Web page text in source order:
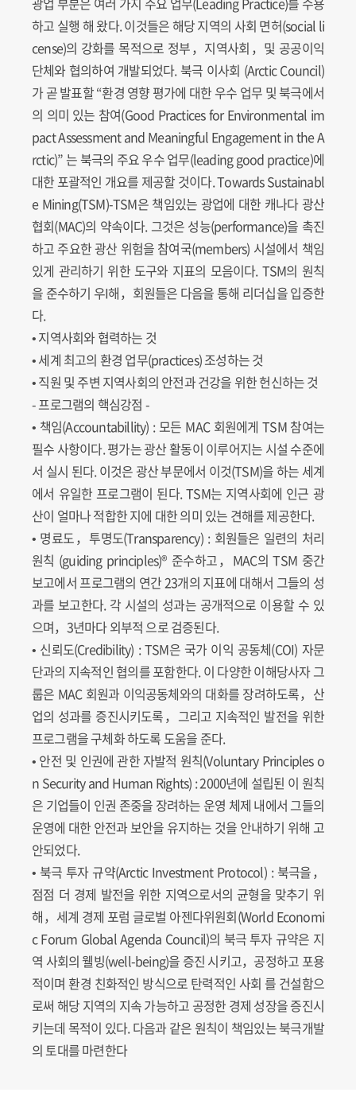
하고 실행 해 왔다. 이것들은 해당 지역의 사회 면허(social li
cense)의 강화를 목적으로 정부，지역사회，및 공공이익
단체와 협의하여 개발되었다. 북극 이사회 (Arctic Council)
가 곧 발표할 “환경 영향 평가에 대한 우수 업무 및 북극에서
의 의미 있는 참여(Good Practices for Environmental im
pact Assessment and Meaningful Engagement in the A
rctic)” 는 북극의 주요 우수 업무(leading good practice)에
대한 포괄적인 개요를 제공할 것이다. Towards Sustainabl
e Mining(TSM)-TSM은 책임있는 광업에 대한 캐나다 광산
협회(MAC)의 약속이다. 그것은 성능(performance)을 촉진
하고 주요한 광산 위험을 참여국(members) 시설에서 책임
있게 관리하기 위한 도구와 지표의 모음이다. TSM의 원칙
을 준수하기 우I해，회원들은 다음을 통해 리더십을 입증한
다.
• 지역사회와 협력하는 것
• 세계 최고의 환경 업무(practices) 조성하는 것
• 직원 및 주변 지역사회의 안전과 건강을 위한 헌신하는 것
- 프로그램의 핵심강점 -
• 책임(Accountabillity) : 모든 MAC 회원에게 TSM 참여는
필수 사항이다. 평가는 광산 활동이 이루어지는 시설 수준에
서 실시 된다. 이것은 광산 부문에서 이것(TSM)을 하는 세계
에서 유일한 프로그램이 된다. TSM는 지역사회에 인근 광
산이 얼마나 적합한 지에 대한 의미 있는 견해를 제공한다.
• 명료도，투명도(Transparency) : 회원들은 일련의 처리
원칙 (guiding principles)® 준수하고，MAC의 TSM 중간
보고에서 프로그램의 연간 23개의 지표에 대해서 그들의 성
과를 보고한다. 각 시설의 성과는 공개적으로 이용할 수 있
으며，3년마다 외부적 으로 검증된다.
• 신뢰도(Credibility) : TSM은 국가 이익 공동체(COI) 자문
단과의 지속적인 협의를 포함한다. 이 다양한 이해당사자 그
룹은 MAC 회원과 이익공동체와의 대화를 장려하도록，산
업의 성과를 증진시키도록，그리고 지속적인 발전을 위한
프로그램을 구체화 하도록 도움을 준다.
• 안전 및 인권에 관한 자발적 원칙(Voluntary Principles o
n Security and Human Rights) : 2000년에 설립된 이 원칙
은 기업들이 인권 존중을 장려하는 운영 체제 내에서 그들의
운영에 대한 안전과 보안을 유지하는 것을 안내하기 위해 고
안되었다.
• 북극 투자 규약(Arctic Investment Protocol) : 북극을，
점점 더 경제 발전을 위한 지역으로서의 균형을 맞추기 위
해，세계 경제 포럼 글로벌 아젠다위원회(World Economi
c Forum Global Agenda Council)의 북극 투자 규약은 지
역 사회의 웰빙(well-being)을 증진 시키고，공정하고 포용
적이며 환경 친화적인 방식으로 탄력적인 사회 를 건설함으
로써 해당 지역의 지속 가능하고 공정한 경제 성장을 증진시
키는데 목적이 있다. 다음과 같은 원칙이 책임있는 북극개발
의 토대를 마련한다